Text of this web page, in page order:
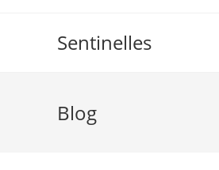
Sentinelles
Blog